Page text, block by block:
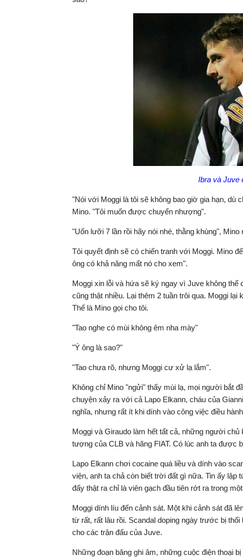
Ibra và Juve
"Nói với Moggi là tôi sẽ không bao giờ gia hạn, dù
Mino. "Tôi muốn được chuyển nhượng".
"Uốn lưỡi 7 lần rồi hãy nói nhé, thằng khùng", Mino
Tôi quyết định sẽ có chiến tranh với Moggi. Mino
ông có khả năng mất nó cho xem".
Moggi xin lỗi và hứa sẽ ký ngay vì Juve không
cũng thật nhiều. Lại thêm 2 tuần trôi qua. Moggi
Thế là Mino gọi cho tôi.
"Tao nghe có mùi không êm nha mày"
"Ý ông là sao?"
"Tao chưa rõ, nhưng Moggi cư xử lạ lắm".
Không chỉ Mino "ngửi" thấy mùi lạ, mọi người bắt
chuyện xảy ra với cả Lapo Elkann, cháu của
nghĩa, nhưng rất ít khi dính vào công việc điều hành
Moggi và Giraudo làm hết tất cả, những người
tượng của CLB và hãng FIAT. Có lúc anh ta được
Lapo Elkann chơi cocaine quá liều và dính vào
viện, anh ta chả còn biết trời đất gì nữa. Tin ấy lập
đấy thật ra chỉ là viên gạch đầu tiên rớt ra trong
Moggi dính líu đến cảnh sát. Một khi cảnh sát đã
từ rất, rất lâu rồi. Scandal doping ngày trước bị
cho các trận đấu của Juve.
Những đoạn băng ghi âm, những cuộc điện thoại